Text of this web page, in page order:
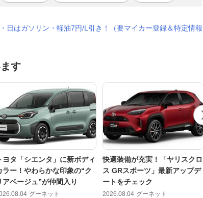
日はガソリン・軽油7円/L引き！（要マイカー登録＆特定情報
す
ヨタ「シエンタ」に新ボディ
ラー！やわらかな印象の“ク
アベージュ”が仲間入り
グーネット
快適装備が充実！「ヤリスクロ
ス GRスポーツ」最新アップデ
ートをチェック
2026.08.04 グーネット